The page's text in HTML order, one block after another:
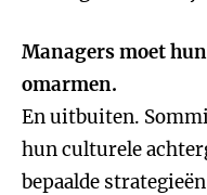
Managers moet
omarmen.
En uitbuiten.
hun culturele
bepaalde